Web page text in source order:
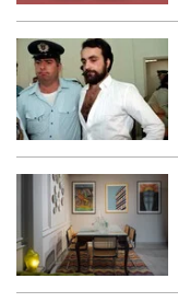
ΑΜΠΑ
PRINT